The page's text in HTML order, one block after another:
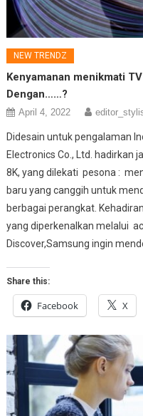
NEW TRENDZ
Kenyamanan menikmati
Dengan……?
April 4, 2022
Didesain untuk pengalaman
Electronics Co., Ltd. hadirkan
8K, yang dilekati pesona :
baru yang canggih untuk
berbagai perangkat.
yang diperkenalkan melalui
Discover,Samsung ingin
Share this:
Facebook X